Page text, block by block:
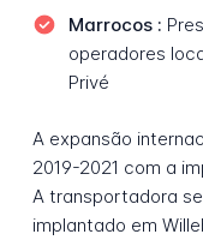
Marrocos :
operadores
Privé
A expansão
2019-2021 com a
A transportadora
implantado em